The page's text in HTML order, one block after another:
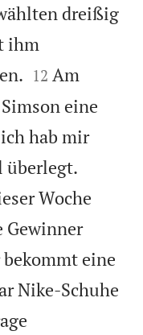
dreißig
ihm


12 Am
eine
hab mir
überlegt.
Woche
Gewinner
bekommt eine
Nike-Schuhe